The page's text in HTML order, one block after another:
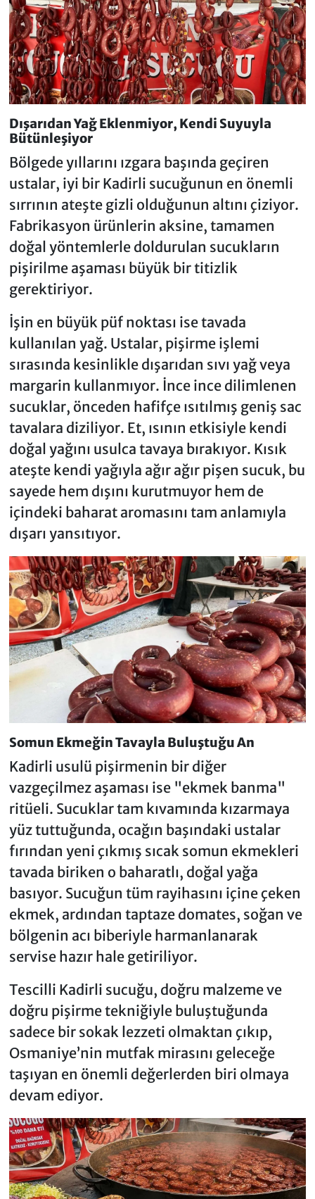
Dışarıdan Yağ Eklenmiyor, Kendi Suyuyla
Bütünleşiyor
Bölgede yıllarını ızgara başında geçiren
ustalar, iyi bir Kadirli sucuğunun en önemli
sırrının ateşte gizli olduğunun altını çiziyor.
Fabrikasyon ürünlerin aksine, tamamen
doğal yöntemlerle doldurulan sucukların
pişirilme aşaması büyük bir titizlik
gerektiriyor.
İşin en büyük püf noktası ise tavada
kullanılan yağ. Ustalar, pişirme işlemi
sırasında kesinlikle dışarıdan sıvı yağ veya
margarin kullanmıyor. İnce ince dilimlenen
sucuklar, önceden hafifçe ısıtılmış geniş sac
tavalara diziliyor. Et, ısının etkisiyle kendi
doğal yağını usulca tavaya bırakıyor. Kısık
ateşte kendi yağıyla ağır ağır pişen sucuk, bu
sayede hem dışını kurutmuyor hem de
içindeki baharat aromasını tam anlamıyla
dışarı yansıtıyor.
Somun Ekmeğin Tavayla Buluştuğu An
Kadirli usulü pişirmenin bir diğer
vazgeçilmez aşaması ise "ekmek banma"
ritüeli. Sucuklar tam kıvamında kızarmaya
yüz tuttuğunda, ocağın başındaki ustalar
fırından yeni çıkmış sıcak somun ekmekleri
tavada biriken o baharatlı, doğal yağa
basıyor. Sucuğun tüm rayihasını içine çeken
ekmek, ardından taptaze domates, soğan ve
bölgenin acı biberiyle harmanlanarak
servise hazır hale getiriliyor.
Tescilli Kadirli sucuğu, doğru malzeme ve
doğru pişirme tekniğiyle buluştuğunda
sadece bir sokak lezzeti olmaktan çıkıp,
Osmaniye’nin mutfak mirasını geleceğe
taşıyan en önemli değerlerden biri olmaya
devam ediyor.